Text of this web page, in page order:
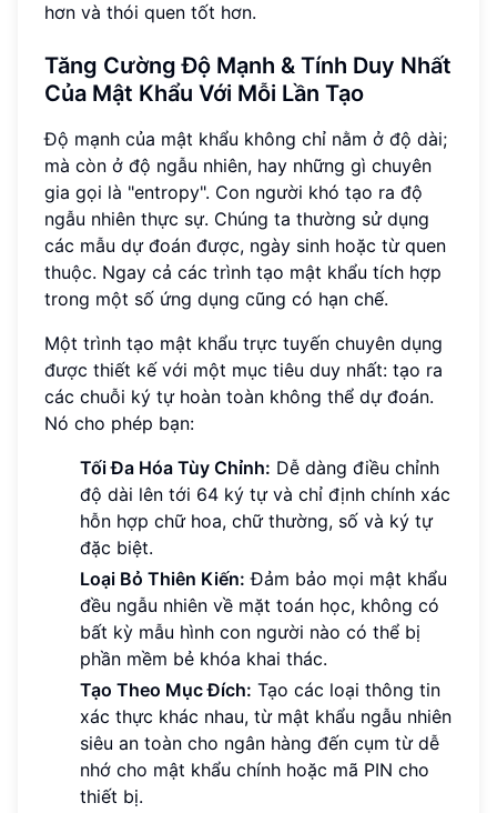
hơn và thói quen tốt hơn.
Tăng Cường Độ Mạnh & Tính Duy Nhất
Của Mật Khẩu Với Mỗi Lần Tạo
Độ mạnh của mật khẩu không chỉ nằm ở độ dài;
mà còn ở độ ngẫu nhiên, hay những gì chuyên
gia gọi là "entropy". Con người khó tạo ra độ
ngẫu nhiên thực sự. Chúng ta thường sử dụng
các mẫu dự đoán được, ngày sinh hoặc từ quen
thuộc. Ngay cả các trình tạo mật khẩu tích hợp
trong một số ứng dụng cũng có hạn chế.
Một trình tạo mật khẩu trực tuyến chuyên dụng
được thiết kế với một mục tiêu duy nhất: tạo ra
các chuỗi ký tự hoàn toàn không thể dự đoán.
Nó cho phép bạn:
Tối Đa Hóa Tùy Chỉnh: Dễ dàng điều chỉnh
độ dài lên tới 64 ký tự và chỉ định chính xác
hỗn hợp chữ hoa, chữ thường, số và ký tự
đặc biệt.
Loại Bỏ Thiên Kiến: Đảm bảo mọi mật khẩu
đều ngẫu nhiên về mặt toán học, không có
bất kỳ mẫu hình con người nào có thể bị
phần mềm bẻ khóa khai thác.
Tạo Theo Mục Đích: Tạo các loại thông tin
xác thực khác nhau, từ mật khẩu ngẫu nhiên
siêu an toàn cho ngân hàng đến cụm từ dễ
nhớ cho mật khẩu chính hoặc mã PIN cho
thiết bị.